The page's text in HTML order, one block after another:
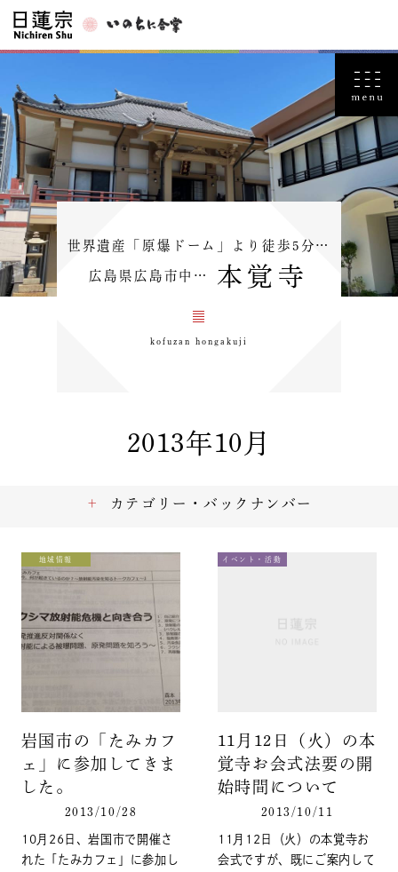
世界遺産「原爆ドーム」より徒歩5分…
広島県広島市中… 本覚寺
kofuzan hongakuji
2013年10月
地域情報
岩国市の「たみカフ
ェ」に参加してきま
した。
2013/10/28
10月26日、岩国市で開催さ
れた「たみカフェ」に参加し
イベント・活動
11月12日（火）の本
覚寺お会式法要の開
始時間について
2013/10/11
11月12日（火）の本覚寺お
会式ですが、既にご案内して
カテゴリー・バックナンバー